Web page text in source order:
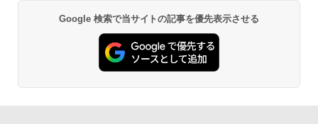
Google 検索で当サイトの記事を優先表示させる